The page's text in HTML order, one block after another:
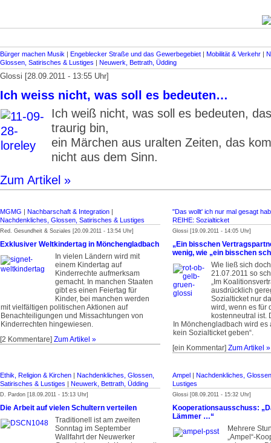
Bürger machen Musik | Engeblecker Straße und das Gewerbegebiet | Mobilität & Verkehr |
Glossen, Satirisches & Lustiges | Neuwerk, Bettrath, Üdding
Glossi [28.09.2011 - 13:55 Uhr]
Ich weiss nicht, was soll es bedeuten…
Ich weiß nicht, was soll es bedeuten,
traurig bin,
ein Märchen aus uralten Zeiten, das
nicht aus dem Sinn.
Zum Artikel »
MGMG | Nachbarschaft & Integration |
Nachdenkliches, Glossen, Satirisches & Lustiges
Red. Gesundheit & Soziales [20.09.2011 - 13:54 Uhr]
Exklusiver Weltkindertag in Mönchengladbach
In vielen Ländern wird mit
einem Kindertag auf
Kinderrechte aufmerksam
gemacht. In manchen Staaten
gibt es einen Feiertag für
Kinder, bei manchen werden
mit vielfältigen politischen Aktionen auf
Benachteiligungen und Missachtungen von
Kinderrechten hingewiesen.
[2 Kommentare] Zum Artikel »
"Das wollt' ich nur mal gesagt
REIHE: Sozialticket
Glossi [19.09.2011 - 14:05 Uhr]
„Ein bisschen
wenig, wie „ein bisschen
Wie ließ sich
21.07.2011 so
„Im
ausdrücklich
Sozialticket nur
wird, wenn es für
kostenneutral ist.
In Mönchengladbach wird es
kein Sozialticket geben“.
[ein Kommentar] Zum Artikel »
Ethik, Religion & Kirchen | Nachdenkliches, Glossen,
Satirisches & Lustiges | Neuwerk, Bettrath, Üdding
D. Pardon [18.09.2011 - 15:13 Uhr]
Die Arbeit auf vielen Schultern verteilen
Traditionell ist am zweiten
Sonntag im September
Wallfahrt der Neuwerker
Ampel | Nachdenkliches,
Lustiges
Glossi [08.09.2011 - 15:32 Uhr]
Kooperationsausschuss:
Lämmer …“
Mehrere
„Ampel“-